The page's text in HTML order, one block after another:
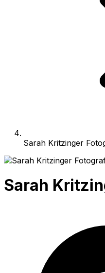
Sarah Kritzinger
Sarah